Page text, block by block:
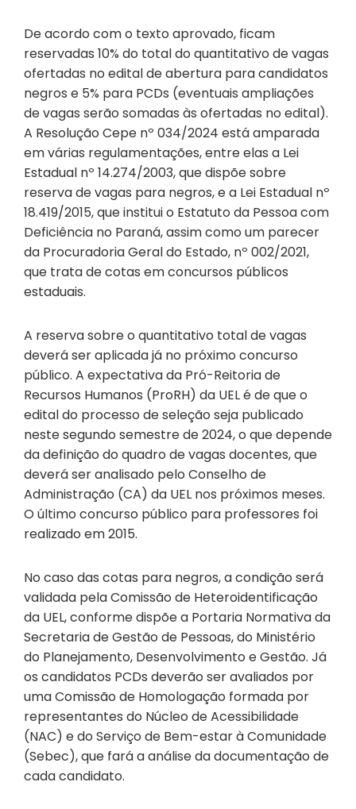
De acordo com o texto aprovado, ficam
reservadas 10% do total do quantitativo de vagas
ofertadas no edital de abertura para candidatos
negros e 5% para PCDs (eventuais ampliações
de vagas serão somadas às ofertadas no edital).
A Resolução Cepe nº 034/2024 está amparada
em várias regulamentações, entre elas a Lei
Estadual nº 14.274/2003, que dispõe sobre
reserva de vagas para negros, e a Lei Estadual nº
18.419/2015, que institui o Estatuto da Pessoa com
Deficiência no Paraná, assim como um parecer
da Procuradoria Geral do Estado, nº 002/2021,
que trata de cotas em concursos públicos
estaduais.
A reserva sobre o quantitativo total de vagas
deverá ser aplicada já no próximo concurso
público. A expectativa da Pró-Reitoria de
Recursos Humanos (ProRH) da UEL é de que o
edital do processo de seleção seja publicado
neste segundo semestre de 2024, o que depende
da definição do quadro de vagas docentes, que
deverá ser analisado pelo Conselho de
Administração (CA) da UEL nos próximos meses.
O último concurso público para professores foi
realizado em 2015.
No caso das cotas para negros, a condição será
validada pela Comissão de Heteroidentificação
da UEL, conforme dispõe a Portaria Normativa da
Secretaria de Gestão de Pessoas, do Ministério
do Planejamento, Desenvolvimento e Gestão. Já
os candidatos PCDs deverão ser avaliados por
uma Comissão de Homologação formada por
representantes do Núcleo de Acessibilidade
(NAC) e do Serviço de Bem-estar à Comunidade
(Sebec), que fará a análise da documentação de
cada candidato.